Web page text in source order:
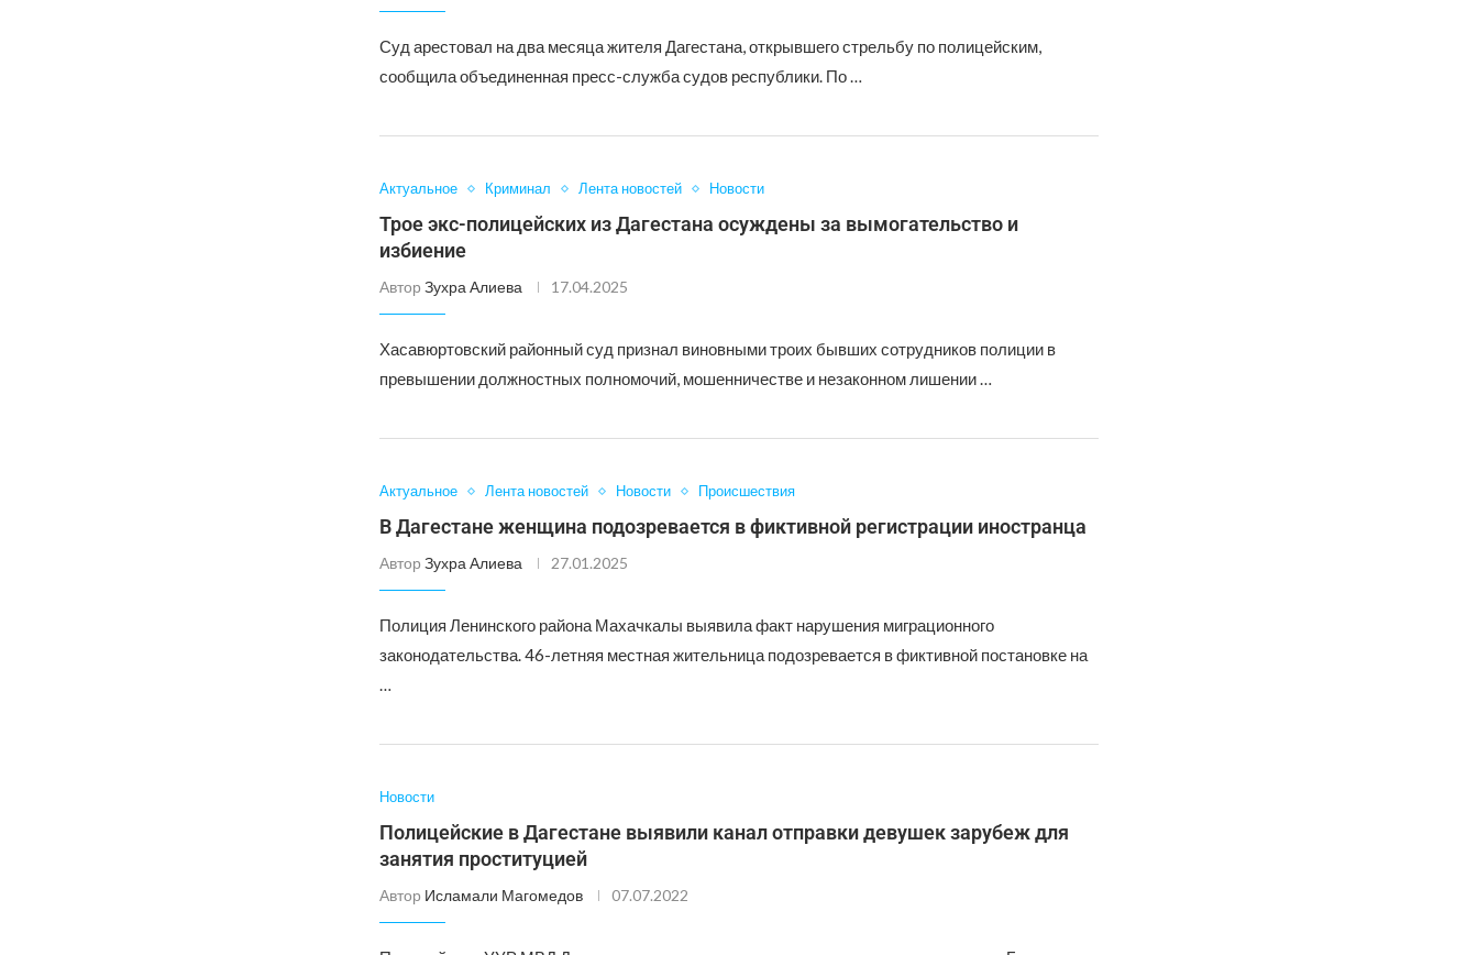
Суд арестовал на два месяца жителя Дагестана, открывшего стрельбу по полицейским,
сообщила объединенная пресс-служба судов республики. По …
Актуальное Криминал Лента новостей Новости
Трое экс-полицейских из Дагестана осуждены за вымогательство и
избиение
Автор Зухра Алиева 17.04.2025
Хасавюртовский районный суд признал виновными троих бывших сотрудников полиции в
превышении должностных полномочий, мошенничестве и незаконном лишении …
Актуальное Лента новостей Новости Происшествия
В Дагестане женщина подозревается в фиктивной регистрации иностранца
Автор Зухра Алиева 27.01.2025
Полиция Ленинского района Махачкалы выявила факт нарушения миграционного
законодательства. 46-летняя местная жительница подозревается в фиктивной постановке на
…
Новости
Полицейские в Дагестане выявили канал отправки девушек зарубеж для
занятия проституцией
Автор Исламали Магомедов 07.07.2022